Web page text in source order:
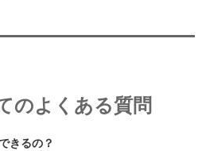
のよくある質問
きるの？